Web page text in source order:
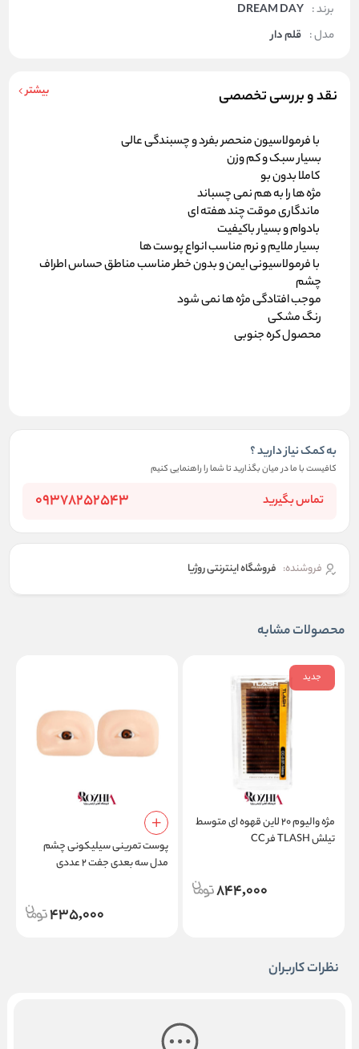
برند : DREAM DAY
مدل : قلم دار
نقد و بررسی تخصصی بیشتر
با فرمولاسیون منحصر بفرد و چسبندگی عالی
بسیار سبک و کم وزن
کاملا بدون بو
مژه ها را به هم نمی چسباند
ماندگاری موقت چند هفته ای
بادوام و بسیار باکیفیت
بسیار ملایم و نرم مناسب انواع پوست ها
با فرمولاسیونی ایمن و بدون خطر مناسب مناطق حساس اطراف
چشم
موجب افتادگی مژه ها نمی شود
رنگ مشکی
محصول کره جنوبی
به کمک نیاز دارید ؟
کافیست با ما در میان بگذارید تا شما را راهنمایی کنیم
تماس بگیرید 09378252543
فروشنده: فروشگاه اینترنتی روژیا
محصولات مشابه
جدید
مژه والیوم ۲۰ لاین قهوه ای متوسط
تیلش TLASH فر CC
844,000
پوست تمرینی سیلیکونی چشم
مدل سه بعدی جفت ۲ عددی
435,000
نظرات کاربران